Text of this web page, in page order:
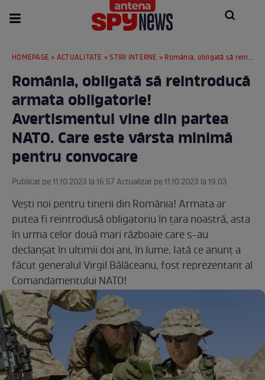
HOMEPAGE » ACTUALITATE »STIRI INTERNE » România, obligată să reintroducă armata obligatorie! Avertismentul vine din partea NATO. Care este vârsta minimă pentru convocare
România, obligată să reintroducă
armata obligatorie!
Avertismentul vine din partea
NATO. Care este vârsta minimă
pentru convocare
Publicat pe 11.10.2023 la 16:57 Actualizat pe 11.10.2023 la 19:03
Vești noi pentru tinerii din România! Armata ar
putea fi reintrodusă obligatoriu în țara noastră, asta
în urma celor două mari războaie care s-au
declanșat în ultimii doi ani, în lume. Iată ce anunț a
făcut generalul Virgil Bălăceanu, fost reprezentant al
Comandamentului NATO!